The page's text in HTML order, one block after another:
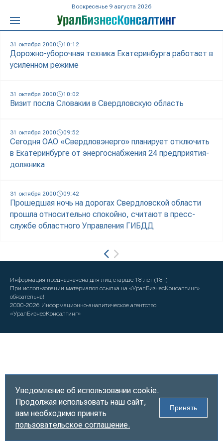
Воскресенье 9 августа 2026
31 октября 2000 10:12
Дорожно-уборочная техника Екатеринбурга работает в
усиленном режиме
31 октября 2000 10:02
Визит посла Словакии в Свердловскую область
31 октября 2000 09:52
Сегодня ОАО «Свердловэнерго» планирует отключить
в Екатеринбурге от энергоснабжения 24 предприятия-
должника
31 октября 2000 09:42
Прошедшая ночь на дорогах Свердловской области
прошла относительно спокойно, считают в пресс-
службе областного Управления ГИБДД
Информация предназначена для лиц старше 18 лет (18+)
При использовании материалов ссылка на «УралБизнесКонсалтинг»
обязательна!
2000-2026 Информационно-аналитическое агентство
«УралБизнесКонсалтинг»
Уведомление об использовании cookie.
Продолжая использовать наш сайт,
вам необходимо принять
пользовательское соглашение.
Принять